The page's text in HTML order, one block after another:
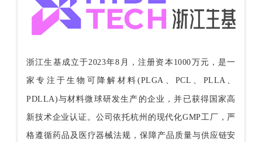
浙江生基成立于2023年8月，注册资本1000万元，是一
家专注于生物可降解材料(PLGA、PCL、PLLA、
PDLLA)与材料微球研发生产的企业，并已获得国家高
新技术企业认证。公司依托杭州的现代化GMP工厂，严
格遵循药品及医疗器械法规，保障产品质量与供应链安